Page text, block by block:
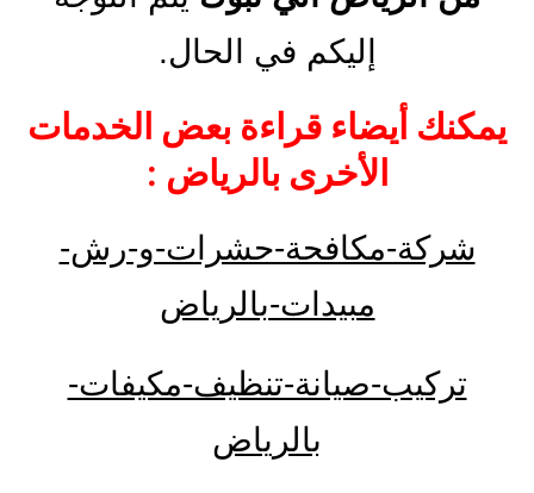
إليكم في الحال.
يمكنك أيضاء قراءة بعض الخدمات
الأخرى بالرياض :
شركة-مكافحة-حشرات-و-رش-
مبيدات-بالرياض
تركيب-صيانة-تنظيف-مكيفات-
بالرياض